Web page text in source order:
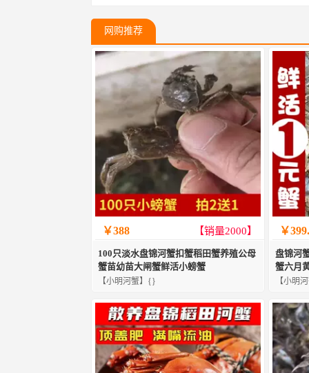
网购推荐
￥388 【销量2000】
100只淡水盘锦河蟹扣蟹稻田蟹养殖公母
蟹苗幼苗大闸蟹鲜活小螃蟹
【小明河蟹】{}
￥
盘锦河
蟹六月
【小明